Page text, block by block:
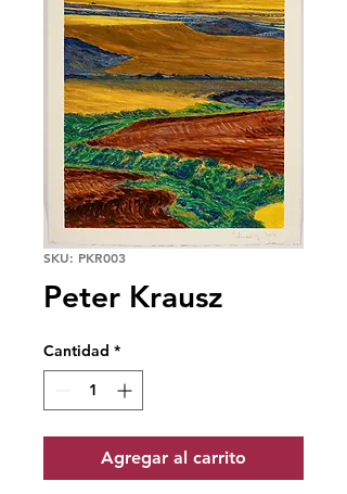
SKU: PKR003
Peter Krausz
Cantidad *
Agregar al carrito